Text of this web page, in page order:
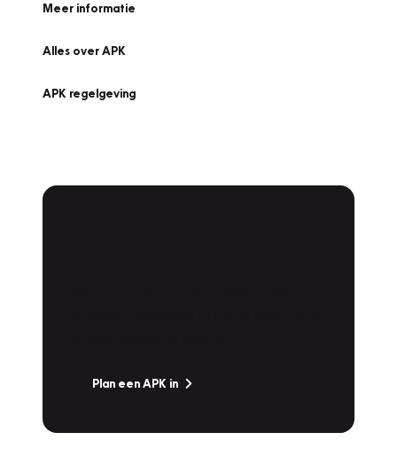
Meer informatie
Alles over APK
APK regelgeving
Plan een APK in